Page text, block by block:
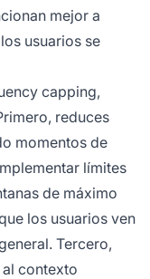
mejor a
usuarios se
capping,
reduces
momentos de
límites
de máximo
los usuarios ven
Tercero,
contexto